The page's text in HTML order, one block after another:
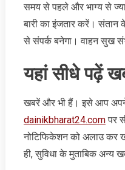
समय से पहले और भाग्य से
बारी का इंजतार करें। संतान
से संपर्क बनेगा। वाहन सुख
यहां सीधे पढ़ें
खबरें और भी हैं। इसे आप अपने
dainikbharat24.comपर
नोटिफिकेशन को अलाउ कर
ही, सुविधा के मुताबिक अन्‍य